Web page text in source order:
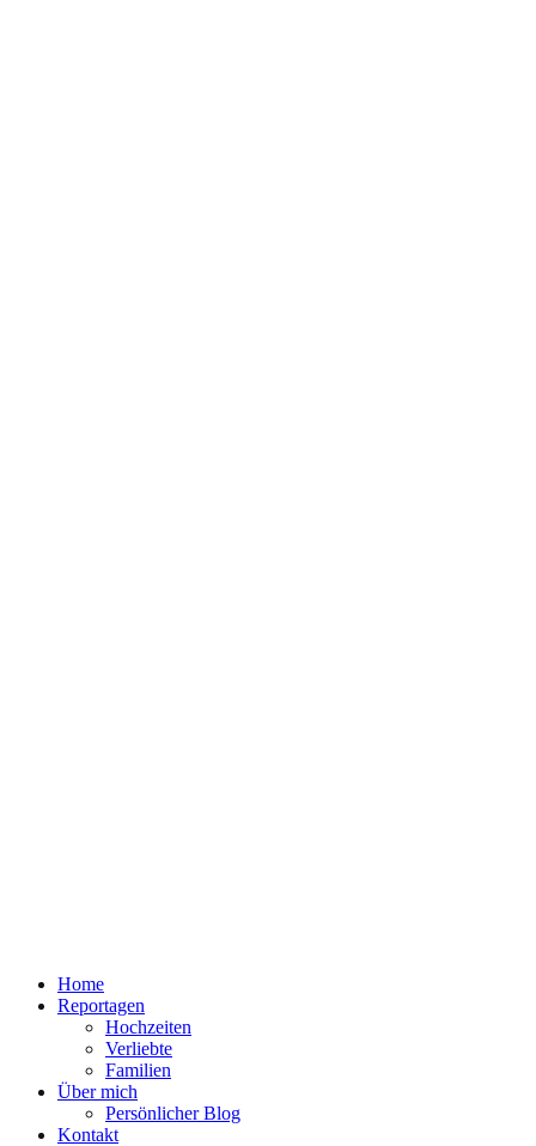
Home
Reportagen
Hochzeiten
Verliebte
Familien
Über mich
Persönlicher Blog
Kontakt